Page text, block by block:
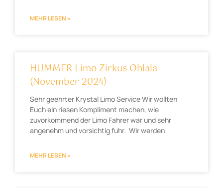
MEHR LESEN »
HUMMER Limo Zirkus Ohlala
(November 2024)
Sehr geehrter Krystal Limo Service Wir wollten
Euch ein riesen Kompliment machen, wie
zuvorkommend der Limo Fahrer war und sehr
angenehm und vorsichtig fuhr. Wir werden
MEHR LESEN »